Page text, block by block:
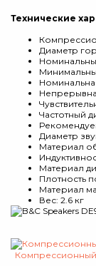
Технические
Диаметр
Частотный
Диаметр
Материал
Материал
Плотность
Материал
Вес: 2.6 кг
Компрессионный